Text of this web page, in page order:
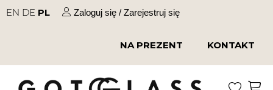
EN DE PL Zaloguj się / Zarejestruj się
NA PREZENT KONTAKT